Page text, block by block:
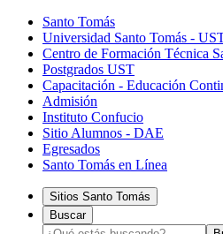
Santo Tomás
Universidad Santo Tomás -
Centro de Formación Técnica
Postgrados UST
Capacitación - Educación
Admisión
Instituto Confucio
Sitio Alumnos - DAE
Egresados
Santo Tomás en Línea
Sitios Santo Tomás
Buscar